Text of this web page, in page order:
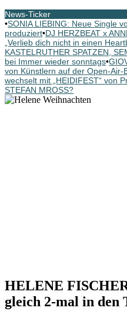
News-Ticker
•SONIA LIEBING: Neue Single
produziert•DJ HERZBEAT x
„Verlieb dich nicht in einen
KASTELRUTHER SPATZEN,
bei Immer wieder sonntags•
von Künstlern auf der Open-Air-
wechselt mit „HEIDIFEST“ von
STEFAN MROSS?
HELENE
gleich 2-mal in den